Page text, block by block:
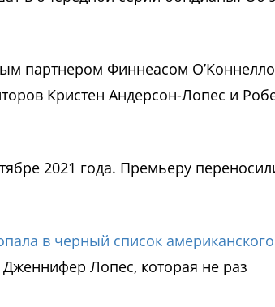
партнером Финнеасом
Кристен Андерсон-Лопес и
2021 года. Премьеру
в черный список американского
Лопес, которая не раз